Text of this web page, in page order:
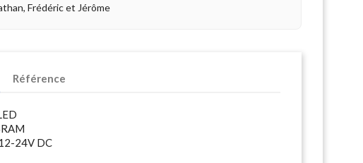
Frédéric et Jérôme
Référence
24V DC